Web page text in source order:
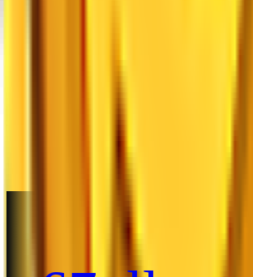
Ostatni zwycięzcy